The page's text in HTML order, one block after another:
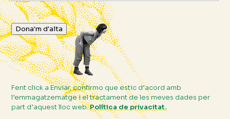
Dona'm d'alta
Fent click a Enviar, confirmo que estic d’acord amb
l’emmagatzematge i el tractament de les meves dades per
part d’aquest lloc web.Política de privacitat.